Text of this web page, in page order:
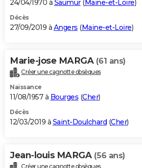
24/04/1970 à Saumur(Maine-et-Loire)
Décès
27/09/2019 à Angers (Maine-et-Loire)
Marie-jose MARGA (61 ans)
Créer une cagnotte obsèques
Naissance
11/08/1957 à Bourges (Cher)
Décès
12/03/2019 à Saint-Doulchard (Cher)
Jean-louis MARGA (56 ans)
Créer une cagnotte obsèques